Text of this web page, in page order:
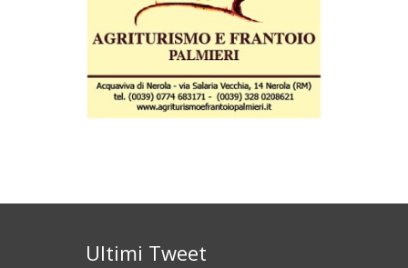
Ultimi Tweet